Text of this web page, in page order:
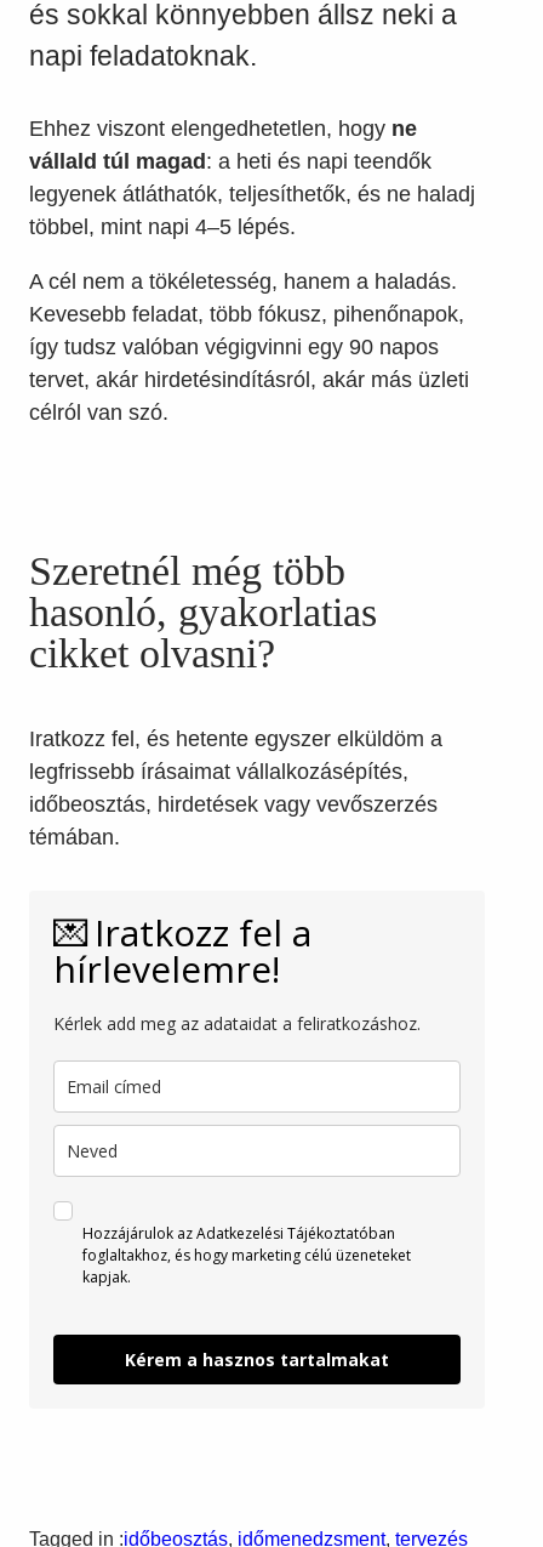
és sokkal könnyebben állsz neki a
napi feladatoknak.
Ehhez viszont elengedhetetlen, hogy ne
vállald túl magad : a heti és napi teendők
legyenek átláthatók, teljesíthetők, és ne haladj
többel, mint napi 4–5 lépés.
A cél nem a tökéletesség, hanem a haladás.
Kevesebb feladat, több fókusz, pihenőnapok,
így tudsz valóban végigvinni egy 90 napos
tervet, akár hirdetésindításról, akár más üzleti
célról van szó.
Szeretnél még több
hasonló, gyakorlatias
cikket olvasni?
Iratkozz fel, és hetente egyszer elküldöm a
legfrissebb írásaimat vállalkozásépítés,
időbeosztás, hirdetések vagy vevőszerzés
témában.
💌 Iratkozz fel a
hírlevelemre!
Kérlek add meg az adataidat a feliratkozáshoz.
Hozzájárulok azAdatkezelési Tájékoztatóban
foglaltakhoz, és hogy marketing célú üzeneteket
kapjak.
Kérem a hasznos tartalmakat
Tagged in :időbeosztás, időmenedzsment, tervezés